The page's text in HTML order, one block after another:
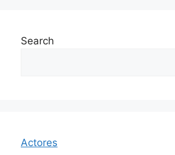
Search
Actores